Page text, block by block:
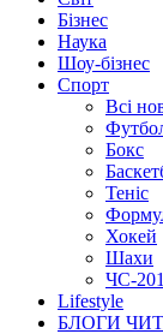
Бізнес
Наука
Шоу-бізнес
Спорт
Всі
Бокс
Теніс
Хокей
Шахи
ЧС-
Lifestyle
БЛОГИ